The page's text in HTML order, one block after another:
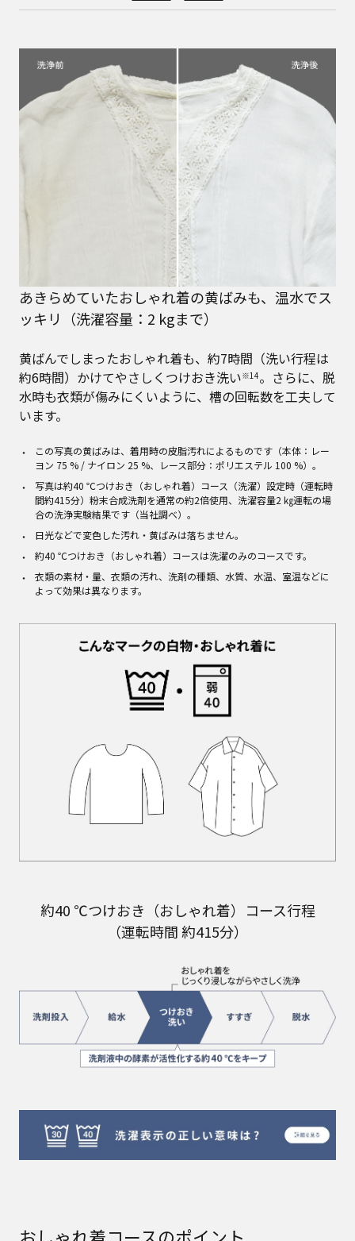
あきらめていたおしゃれ着の黄ばみも、温水でス
ッキリ（洗濯容量：2 kgまで）
黄ばんでしまったおしゃれ着も、約7時間（洗い行程は
約6時間）かけてやさしくつけおき洗い※14。さらに、脱
水時も衣類が傷みにくいように、槽の回転数を工夫して
います。
この写真の黄ばみは、着用時の皮脂汚れによるものです（本体：レー
ヨン 75 % / ナイロン 25 %、レース部分：ポリエステル 100 %）。
写真は約40 ℃つけおき（おしゃれ着）コース（洗濯）設定時（運転時
間約415分）粉末合成洗剤を通常の約2倍使用、洗濯容量2 ㎏運転の場
合の洗浄実験結果です（当社調べ）。
日光などで変色した汚れ・黄ばみは落ちません。
約40 ℃つけおき（おしゃれ着）コースは洗濯のみのコースです。
衣類の素材・量、衣類の汚れ、洗剤の種類、水質、水温、室温などに
よって効果は異なります。
約40 ℃つけおき（おしゃれ着）コース行程
（運転時間 約415分）